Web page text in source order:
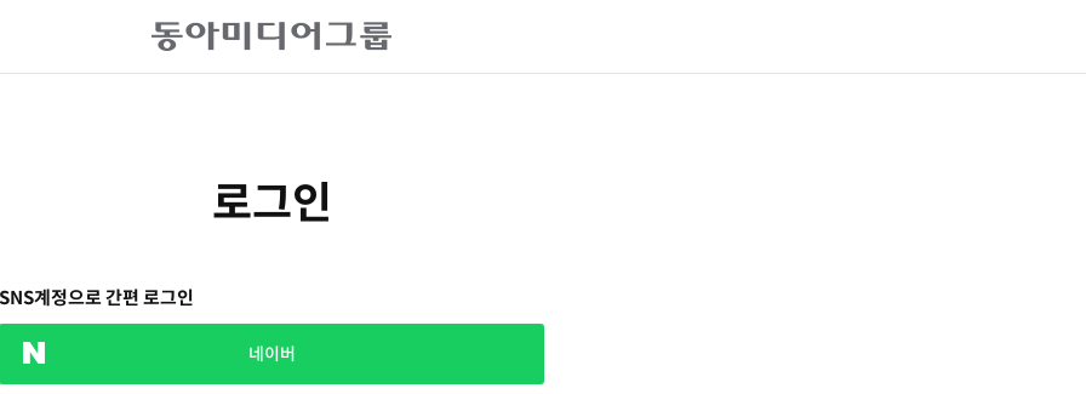
로그인
SNS계정으로 간편 로그인
네이버